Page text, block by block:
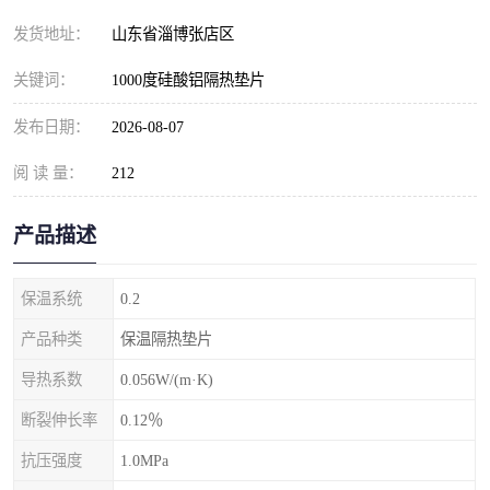
发货地址： 山东省淄博张店区
关键词： 1000度硅酸铝隔热垫片
发布日期： 2026-08-07
阅 读 量： 212
产品描述
保温系统 0.2
产品种类 保温隔热垫片
导热系数 0.056W/(m·K)
断裂伸长率 0.12％
抗压强度 1.0MPa